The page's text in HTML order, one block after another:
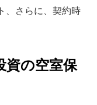
、さらに、契約時
資の空室保